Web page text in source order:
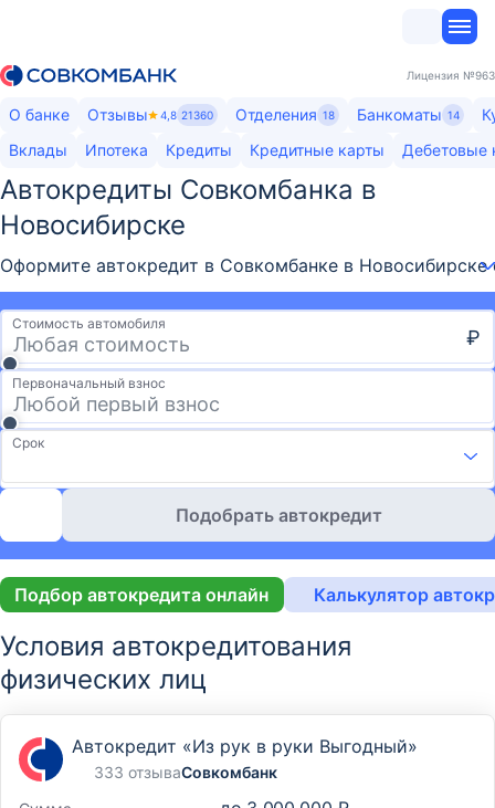
Лицензия №963
О банке Отзывы 4,8 21360 Отделения 18 Банкоматы 14
Вклады
Ипотека Кредиты Кредитные карты Дебетовые
Автокредиты Совкомбанка​ в
Новосибирске
Оформите автокредит в Совкомбанке в
Стоимость автомобиля
₽
Первоначальный взнос
Срок
Подобрать автокредит
Подбор автокредита онлайн Калькулятор
Условия автокредитования
физических лиц
Автокредит «Из рук в руки Выгодный»
333 отзываСовкомбанк